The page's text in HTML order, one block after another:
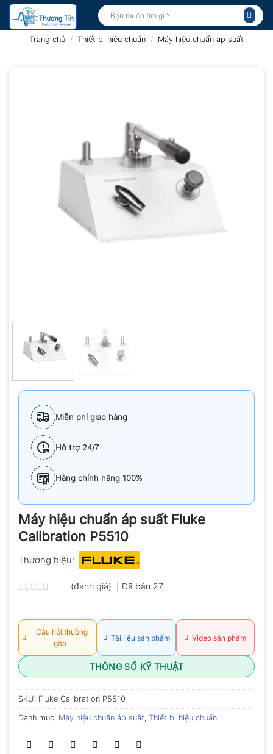
Bỏ
qua
Tìm
kiếm:
Trang chủ / Thiết bị hiệu chuẩn / Máy hiệu chuẩn áp suất
Miễn phí giao hàng
Hỗ trợ 24/7
Hàng chính hãng 100%
Máy hiệu chuẩn áp suất Fluke
Calibration P5510
Thương hiệu:
hạng
5
sao
(đánh giá) Đã bán 27
Câu hỏi thường
gặp
Tài liệu sản phẩm Video sản phẩm
THÔNG SỐ KỸ THUẬT
SKU: Fluke Calibration P5510
Danh mục: Máy hiệu chuẩn áp suất, Thiết bị hiệu chuẩn